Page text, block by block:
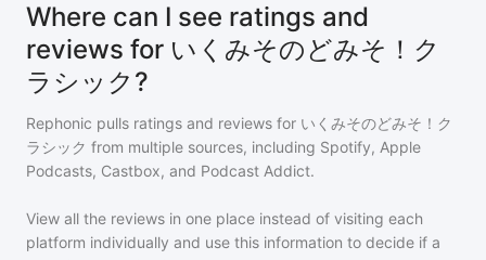
Where can I see ratings and
reviews for いくみそのどみそ！ク
ラシック?
Rephonic pulls ratings and reviews for いくみそのどみそ！ク
ラシック from multiple sources, including Spotify, Apple
Podcasts, Castbox, and Podcast Addict.
View all the reviews in one place instead of visiting each
platform individually and use this information to decide if a